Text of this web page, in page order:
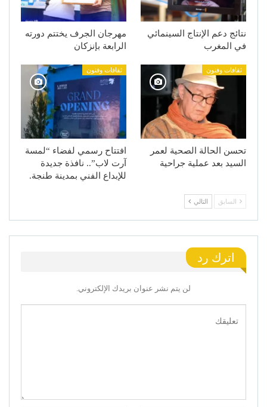
نتائج دعم الإنتاج السينمائي
في المغرب
مهرجان الجرف يختتم دورته
الرابعة بإنزكان
ثقافات وفنون
تحسن الحالة الصحية لعمر
السيد بعد عملية جراحية
ثقافات وفنون
افتتاح رسمي لفضاء “لمسة
آرت لاب”.. نافذة جديدة
للإبداع الفني بمدينة طنجة.
السابق التالي
اترك رد
لن يتم نشر عنوان بريدك الإلكتروني.